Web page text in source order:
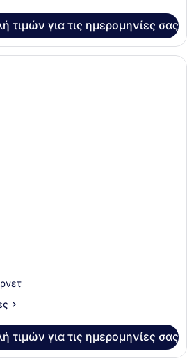
τιμών για τις ημερομηνίες σας
τιμών για τις ημερομηνίες σας